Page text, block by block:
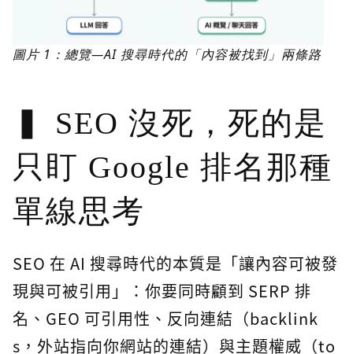
圖片 1：總覽—AI 搜尋時代的「內容被找到」兩條路
SEO 沒死，死的是
只盯 Google 排名那種
單線思考
SEO 在 AI 搜尋時代的本質是「讓內容可被發
現與可被引用」：你要同時顧到 SERP 排
名、GEO 可引用性、反向連結（backlink
s，外站指向你網站的連結）與主題權威（to